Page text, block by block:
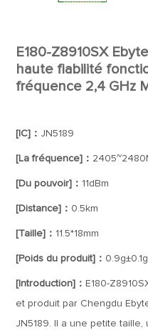
E180-Z8910SX
haute fiabilité
fréquence 2,4 GHz
[IC]： JN5189
[La fréquence]：
[Du pouvoir]： 11dBm
[Distance]： 0.5km
[Taille]： 11.5*18mm
[Poids du produit]： 0.9g±0.1g
[Introduction]： E180-
et produit par Chengdu
JN5189. Il a une petite